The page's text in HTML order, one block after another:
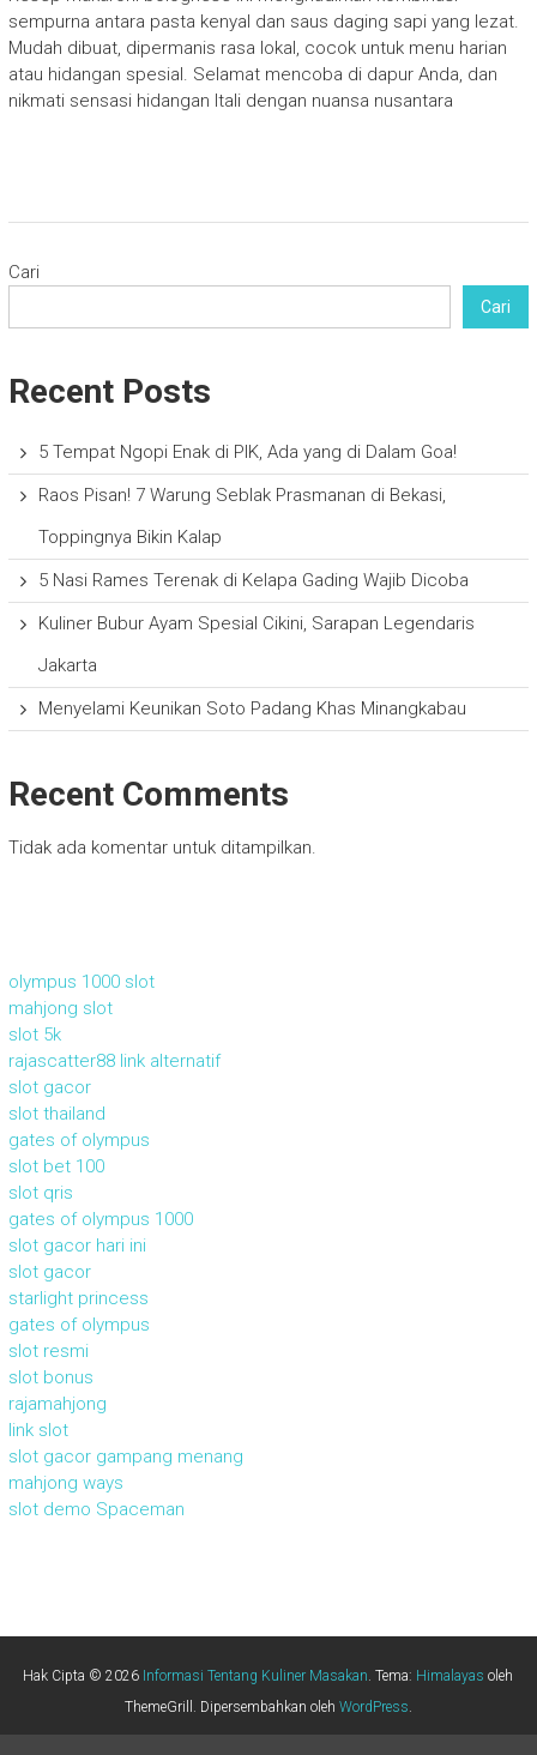
sempurna antara pasta kenyal dan saus daging sapi yang lezat.
Mudah dibuat, dipermanis rasa lokal, cocok untuk menu harian
atau hidangan spesial. Selamat mencoba di dapur Anda, dan
nikmati sensasi hidangan Itali dengan nuansa nusantara
Cari
Cari
Recent Posts
5 Tempat Ngopi Enak di PIK, Ada yang di Dalam Goa!
Raos Pisan! 7 Warung Seblak Prasmanan di Bekasi,
Toppingnya Bikin Kalap
5 Nasi Rames Terenak di Kelapa Gading Wajib Dicoba
Kuliner Bubur Ayam Spesial Cikini, Sarapan Legendaris
Jakarta
Menyelami Keunikan Soto Padang Khas Minangkabau
Recent Comments
Tidak ada komentar untuk ditampilkan.
olympus 1000 slot
mahjong slot
slot 5k
rajascatter88 link alternatif
slot gacor
slot thailand
gates of olympus
slot bet 100
slot qris
gates of olympus 1000
slot gacor hari ini
slot gacor
starlight princess
gates of olympus
slot resmi
slot bonus
rajamahjong
link slot
slot gacor gampang menang
mahjong ways
slot demo Spaceman
Hak Cipta © 2026 Informasi Tentang Kuliner Masakan. Tema: Himalayas oleh
ThemeGrill. Dipersembahkan oleh WordPress.